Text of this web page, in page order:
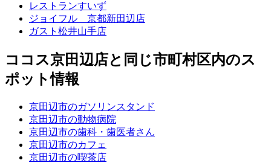
レストランすいず
ジョイフル 京都新田辺店
ガスト松井山手店
ココス京田辺店と同じ市町村区内のス
ポット情報
京田辺市のガソリンスタンド
京田辺市の動物病院
京田辺市の歯科・歯医者さん
京田辺市のカフェ
京田辺市の喫茶店